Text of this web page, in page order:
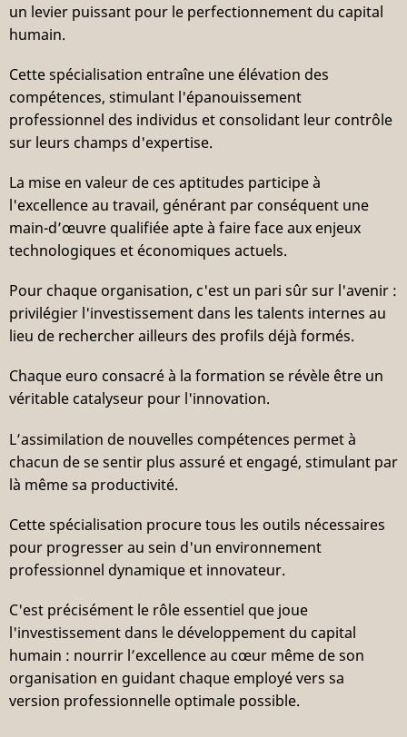
un levier puissant pour le perfectionnement du capital
humain.
Cette spécialisation entraîne une élévation des
compétences, stimulant l'épanouissement
professionnel des individus et consolidant leur contrôle
sur leurs champs d'expertise.
La mise en valeur de ces aptitudes participe à
l'excellence au travail, générant par conséquent une
main-d’œuvre qualifiée apte à faire face aux enjeux
technologiques et économiques actuels.
Pour chaque organisation, c'est un pari sûr sur l'avenir :
privilégier l'investissement dans les talents internes au
lieu de rechercher ailleurs des profils déjà formés.
Chaque euro consacré à la formation se révèle être un
véritable catalyseur pour l'innovation.
L’assimilation de nouvelles compétences permet à
chacun de se sentir plus assuré et engagé, stimulant par
là même sa productivité.
Cette spécialisation procure tous les outils nécessaires
pour progresser au sein d'un environnement
professionnel dynamique et innovateur.
C'est précisément le rôle essentiel que joue
l'investissement dans le développement du capital
humain : nourrir l’excellence au cœur même de son
organisation en guidant chaque employé vers sa
version professionnelle optimale possible.